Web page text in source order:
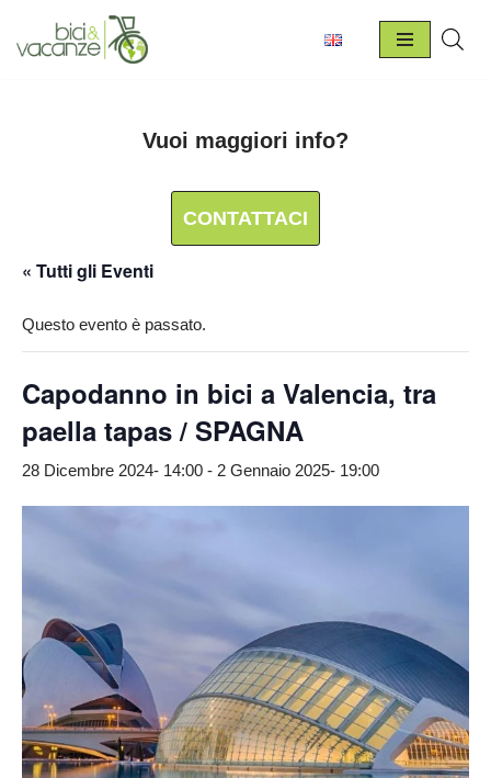
Vai
Vuoi maggiori info?
CONTATTACI
« Tutti gli Eventi
Questo evento è passato.
Capodanno in bici a Valencia, tra
paella tapas / SPAGNA
28 Dicembre 2024- 14:00 - 2 Gennaio 2025- 19:00